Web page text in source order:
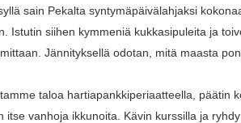
sain Pekalta syntymäpäivälahjaksi
Istutin siihen kymmeniä kukkasipuleita ja
Jännityksellä odotan, mitä maasta
taloa hartiapankkiperiaatteella, päätin
itse vanhoja ikkunoita. Kävin kurssilla ja